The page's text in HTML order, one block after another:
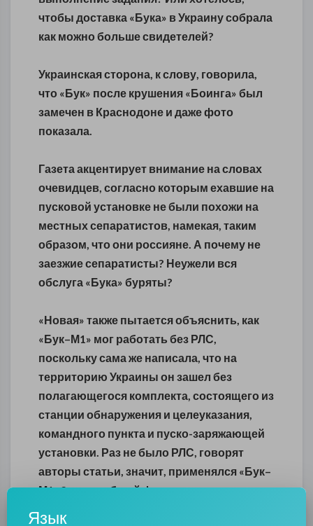
чтобы доставка «Бука» в Украину собрала
как можно больше свидетелей?
Украинская сторона, к слову, говорила,
что «Бук» после крушения «Боинга» был
замечен в Краснодоне и даже фото
показала.
Газета акцентирует внимание на словах
очевидцев, согласно которым ехавшие на
пусковой установке не были похожи на
местных сепаратистов, намекая, таким
образом, что они россияне. А почему не
заезжие сепаратисты? Неужели вся
обслуга «Бука» буряты?
«Новая» также пытается объяснить, как
«Бук–М1» мог работать без РЛС,
поскольку сама же написала, что на
территорию Украины он зашел без
полагающегося комплекта, состоящего из
станции обнаружения и целеуказания,
командного пункта и пуско-заряжающей
установки. Раз не было РЛС, говорят
авторы статьи, значит, применялся «Бук–
М1–2», способный функционировать
автономно, а ракета, предназначенная
Язык